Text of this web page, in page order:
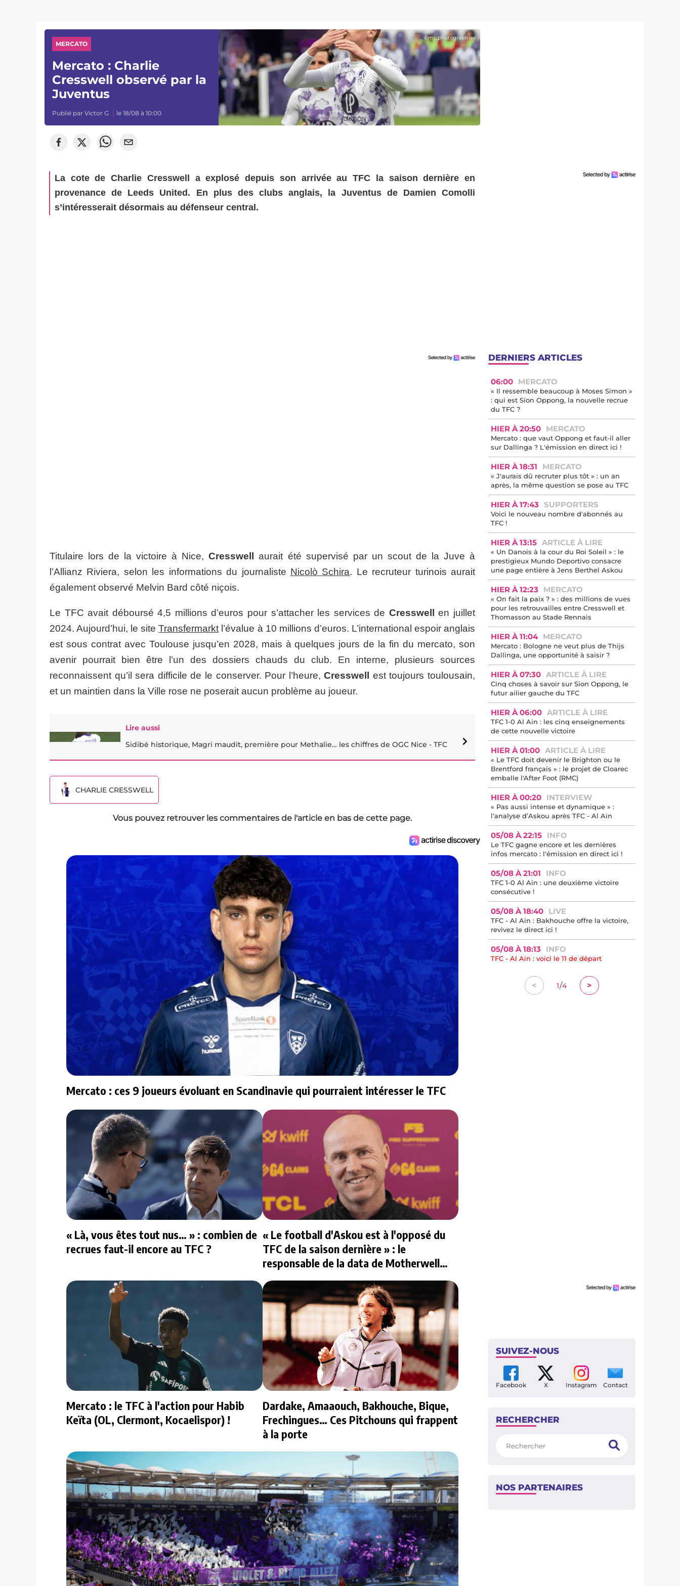
©mj_photographiee
MERCATO
Mercato : Charlie
Cresswell observé par la
Juventus
Publié parVictor G le 18/08 à 10:00
La cote de Charlie Cresswell a explosé depuis son arrivée au TFC la saison dernière en
provenance de Leeds United. En plus des clubs anglais, la Juventus de Damien Comolli
s’intéresserait désormais au défenseur central.
Titulaire lors de la victoire à Nice,Cresswell
aurait été supervisé par un scout de la Juve à
l’Allianz Riviera, selon les informations du journaliste Nicolò Schira. Le recruteur turinois aurait
également observé Melvin Bard côté niçois.
Le TFC avait déboursé 4,5 millions d’euros pour s’attacher les services de Cresswell
en juillet
2024. Aujourd’hui, le siteTransfermarkt l’évalue à 10 millions d’euros. L’international espoir anglais
est sous contrat avec Toulouse jusqu’en 2028, mais à quelques jours de la fin du mercato, son
avenir pourrait bien être l’un des dossiers chauds du club. En interne, plusieurs sources
reconnaissent qu’il sera difficile de le conserver. Pour l’heure,Cresswell
est toujours toulousain,
et un maintien dans la Ville rose ne poserait aucun problème au joueur.
Lire aussi
Sidibé historique, Magri maudit, première pour Methalie… les chiffres de OGC Nice - TFC
CHARLIE CRESSWELL
Vous pouvez retrouver les commentaires de l'article en bas de cette page.
Mercato : ces 9 joueurs évoluant en Scandinavie qui pourraient intéresser le TFC
« Là, vous êtes tout nus… » : combien de
recrues faut-il encore au TFC ?
« Le football d'Askou est à l'opposé du
TFC de la saison dernière » : le
responsable de la data de Motherwell
répond à nos questions
Mercato : le TFC à l'action pour Habib
Keïta (OL, Clermont, Kocaelispor) !
Dardake, Amaaouch, Bakhouche, Bique,
Frechingues… Ces Pitchouns qui frappent
à la porte
DERNIERS ARTICLES
06:00 MERCATO
« Il ressemble beaucoup à Moses Simon »
: qui est Sion Oppong, la nouvelle recrue
du TFC ?
HIER À 20:50 MERCATO
Mercato : que vaut Oppong et faut-il aller
sur Dallinga ? L'émission en direct ici !
HIER À 18:31 MERCATO
« J'aurais dû recruter plus tôt » : un an
après, la même question se pose au TFC
HIER À 17:43 SUPPORTERS
Voici le nouveau nombre d'abonnés au
TFC !
HIER À 13:15 ARTICLE À LIRE
« Un Danois à la cour du Roi Soleil » : le
prestigieux Mundo Deportivo consacre
une page entière à Jens Berthel Askou
HIER À 12:23 MERCATO
« On fait la paix ? » : des millions de vues
pour les retrouvailles entre Cresswell et
Thomasson au Stade Rennais
HIER À 11:04 MERCATO
Mercato : Bologne ne veut plus de Thijs
Dallinga, une opportunité à saisir ?
HIER À 07:30 ARTICLE À LIRE
Cinq choses à savoir sur Sion Oppong, le
futur ailier gauche du TFC
HIER À 06:00 ARTICLE À LIRE
TFC 1-0 Al Ain : les cinq enseignements
de cette nouvelle victoire
HIER À 01:00 ARTICLE À LIRE
« Le TFC doit devenir le Brighton ou le
Brentford français » : le projet de Cloarec
emballe l'After Foot (RMC)
HIER À 00:20 INTERVIEW
« Pas aussi intense et dynamique » :
l’analyse d’Askou après TFC - Al Ain
05/08 À 22:15 INFO
Le TFC gagne encore et les dernières
infos mercato : l'émission en direct ici !
05/08 À 21:01 INFO
TFC 1-0 Al Ain : une deuxième victoire
consécutive !
05/08 À 18:40 LIVE
TFC - Al Ain : Bakhouche offre la victoire,
revivez le direct ici !
05/08 À 18:13 INFO
TFC - Al Ain : voici le 11 de départ
< 1/4 >
SUIVEZ-NOUS
Facebook X Instagram Contact
RECHERCHER
NOS PARTENAIRES